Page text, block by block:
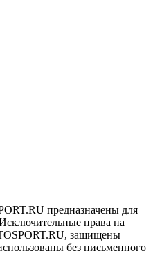
предназначены для
права на
защищены
без письменного